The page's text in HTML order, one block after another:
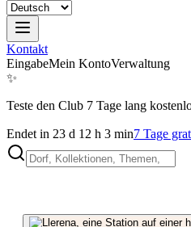
Kontakt
EingabeMein KontoVerwaltung
✨
Teste den Club 7 Tage lang
Endet in 23 d 12 h 3 min7 Tage